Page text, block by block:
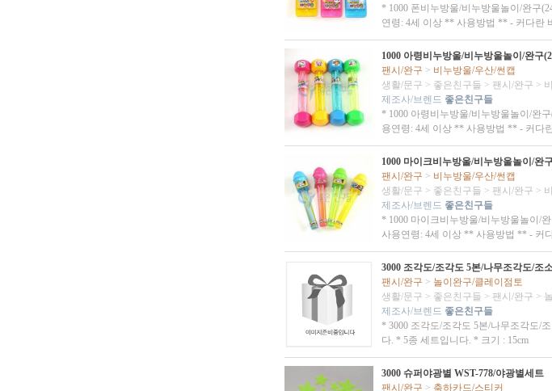
* 1000 폰비누방울/비누방울놀이/완구
연령: 4세 이상 ** 사용방법 ** - 커다란
1000 아령비누방울/비누방울놀이/완구
팬시/완구 > 비누방울/우산/썬캡
생활/문구 > 좋은친구들 > 팬시/완구 >
제조사/브렌드 좋은친구들
* 1000 아령비누방울/비누방울놀이/완
용연령: 4세 이상 ** 사용방법 ** - 커다
1000 마이크비누방울/비누방울놀이/완
팬시/완구 > 비누방울/우산/썬캡
생활/문구 > 좋은친구들 > 팬시/완구 >
제조사/브렌드 좋은친구들
* 1000 마이크비누방울/비누방울놀이/
사용연령: 4세 이상 ** 사용방법 ** - 커
3000 조각도/조각도 5본/나무조각도/조
팬시/완구 > 놀이완구/클레이점토
생활/문구 > 좋은친구들 > 팬시/완구 >
제조사/브렌드 좋은친구들
* 3000 조각도/조각도 5본/나무조각도/
다. * 5종 세트입니다. * 크기 : 15cm
3000 슈퍼야광별 WST-778/야광별세트
팬시/완구 > 축하카드/스티커